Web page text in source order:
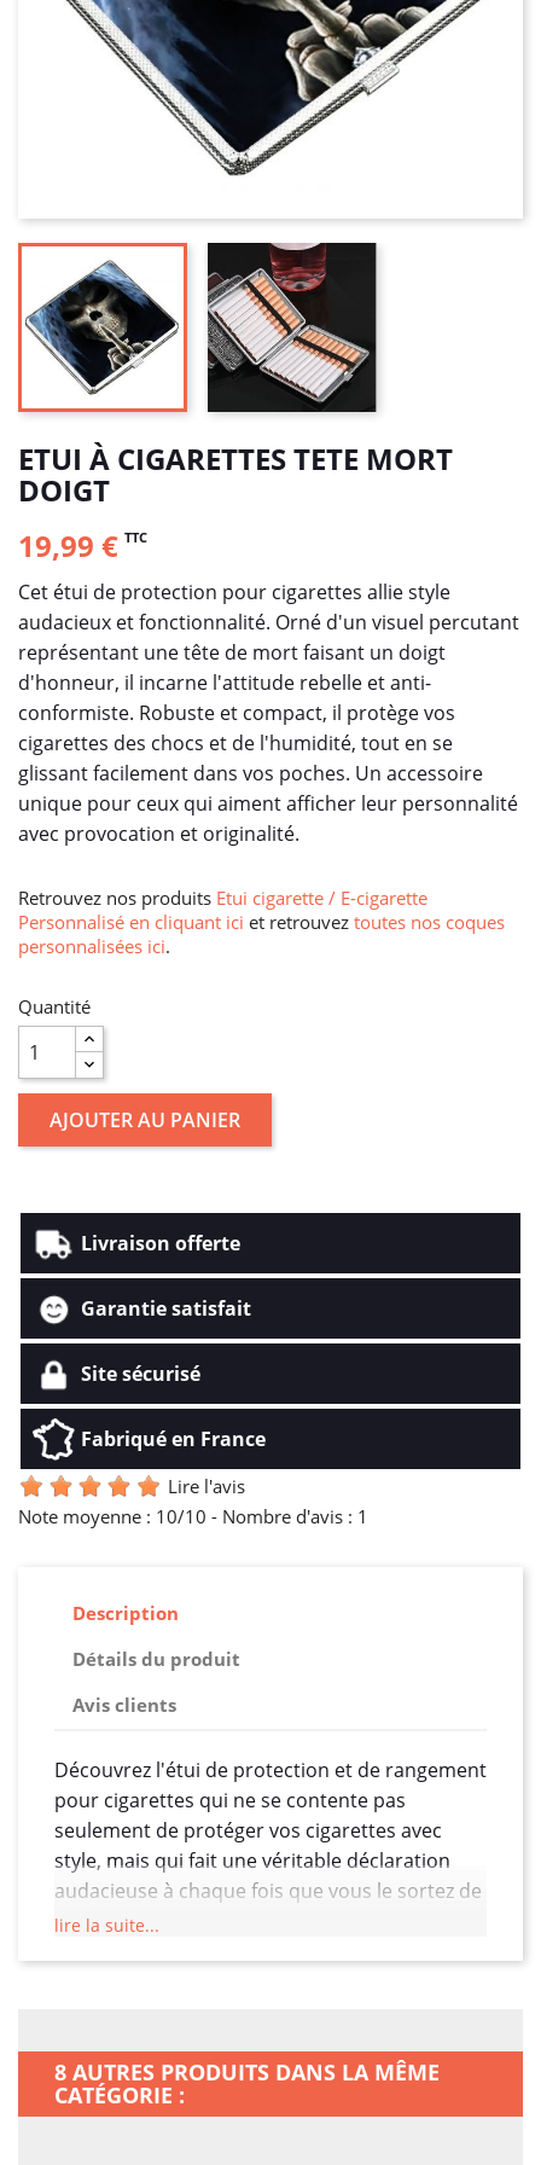
ETUI À CIGARETTES TETE MORT
DOIGT
19,99 € TTC
Cet étui de protection pour cigarettes allie style
audacieux et fonctionnalité. Orné d'un visuel percutant
représentant une tête de mort faisant un doigt
d'honneur, il incarne l'attitude rebelle et anti-
conformiste. Robuste et compact, il protège vos
cigarettes des chocs et de l'humidité, tout en se
glissant facilement dans vos poches. Un accessoire
unique pour ceux qui aiment afficher leur personnalité
avec provocation et originalité.
Retrouvez nos produits Etui cigarette / E-cigarette
Personnalisé en cliquant ici et retrouvez toutes nos coques
personnalisées ici.
Quantité
AJOUTER AU PANIER
Livraison offerte
Garantie satisfait
Site sécurisé
Fabriqué en France
Lire l'avis
Note moyenne : 10/10 - Nombre d'avis : 1
Description
Détails du produit
Avis clients
Découvrez l'étui de protection et de rangement
pour cigarettes qui ne se contente pas
seulement de protéger vos cigarettes avec
style, mais qui fait une véritable déclaration
audacieuse à chaque fois que vous le sortez de
votre poche ou de votre sac. Cet étui est bien
imposante, sublimée par un geste
provocateur, le doigt d'honneur. Ce symbole,
lire la suite...
8 AUTRES PRODUITS DANS LA MÊME
CATÉGORIE :